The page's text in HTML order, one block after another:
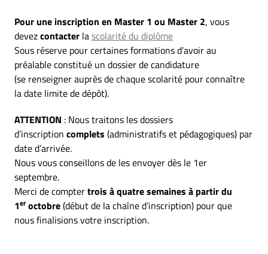
Pour une inscription en Master 1 ou Master 2, vous
devezcontacter lascolarité du diplôme
Sous réserve pour certaines formations d’avoir au
préalable constitué un dossier de candidature
(se renseigner auprès de chaque scolarité pour connaître
la date limite de dépôt).
ATTENTION : Nous traitons les dossiers
d’inscription complets (administratifs et pédagogiques) par
date d’arrivée.
Nous vous conseillons de les envoyer dès le 1er
septembre.
Merci de comptertrois à quatre semaines à partir du
1eroctobre(début de la chaîne d’inscription) pour que
nous finalisions votre inscription.